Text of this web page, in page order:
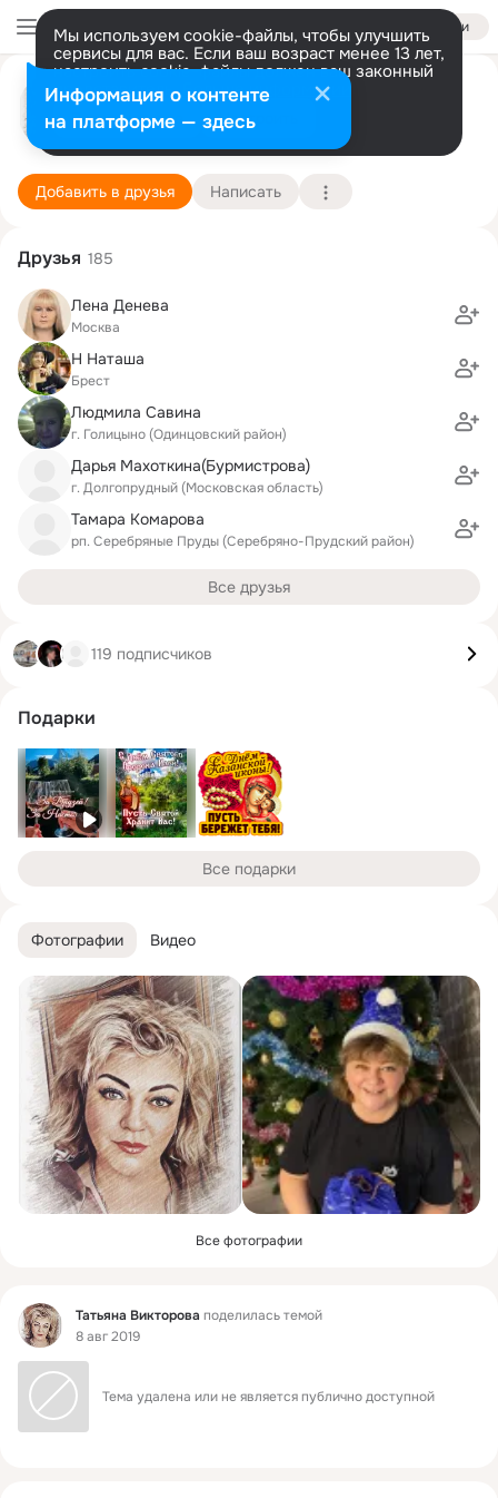
Войти
Мы используем cookie-файлы, чтобы улучшить
сервисы для вас. Если ваш возраст менее 13 лет,
настроить cookie-файлы должен ваш законный
представитель. Больше информации
Разрешить все Настроить
Татьяна Викторова
Московская область
Подробнее
Добавить в друзья Написать
Фотографии Видео
Все фотографии
Фид Татьяна Викторова поделилась темой
8 авг 2019
Тема удалена или не является публично доступной
Друзья 185
Лена Денева
Москва
Н Наташа
Брест
Людмила Савина
г. Голицыно (Одинцовский район)
Дарья Махоткина(Бурмистрова)
г. Долгопрудный (Московская область)
Тамара Комарова
рп. Серебряные Пруды (Серебряно-Прудский район)
Все друзья
119 подписчиков
Подарки
Все подарки
Информация о контенте
на платформе — здесь